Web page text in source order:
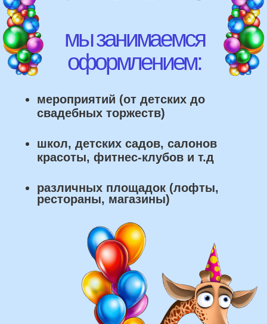
составление различных фонтанов
оформление фотозон
фигуры любой сложности
что мы умеем делать из
воздушных шаров: